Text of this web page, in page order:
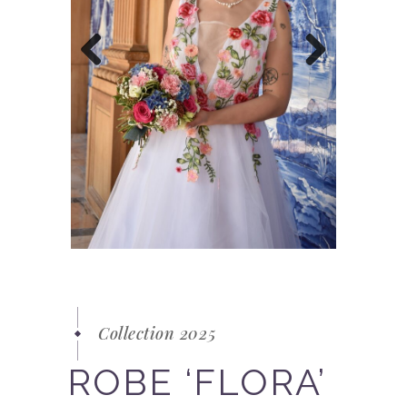
Previous Next
Collection 2025
ROBE ‘FLORA’